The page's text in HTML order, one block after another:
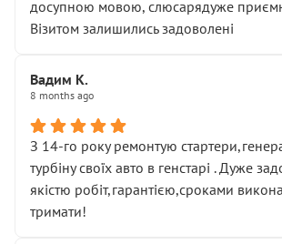
досупною мовою, слюсарядуже приємні
Візитом залишились задоволені
Вадим К.
8 months ago
З 14-го року ремонтую
турбіну своїх авто в генстарі . Дуже
якістю робіт,гарантією,сроками
тримати!